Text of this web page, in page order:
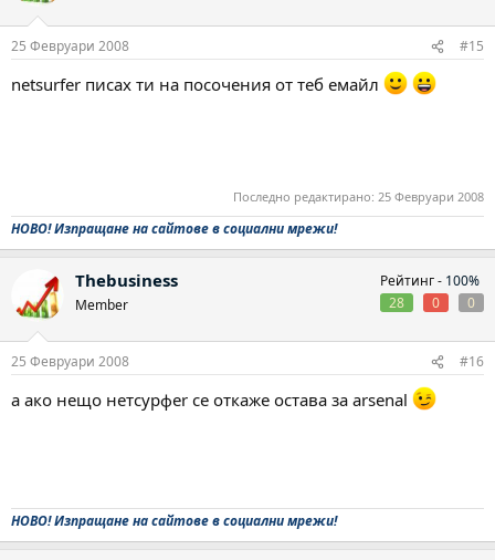
25 Февруари 2008 #15
netsurfer писах ти на посочения от теб емайл
Последно редактирано: 25 Февруари 2008
НОВО! Изпращане на сайтове в социални мрежи!
Thebusiness
Member
Рейтинг - 100%
28
0 0
25 Февруари 2008 #16
а ако нещо нетсурфer се откаже остава за arsenal
НОВО! Изпращане на сайтове в социални мрежи!